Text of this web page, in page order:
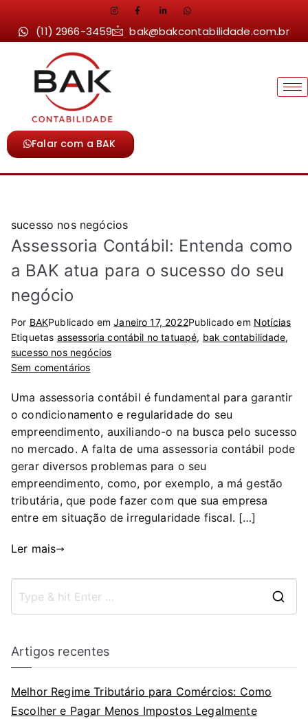
(11) 2966-3459 bak@bakcontabilidade.com.br
Falar com a BAK
sucesso nos negócios
Assessoria Contábil: Entenda como
a BAK atua para o sucesso do seu
negócio
Por BAKPublicado emJaneiro 17, 2022Publicado em Notícias
Etiquetas assessoria contábil no tatuapé, bak contabilidade,
sucesso nos negócios
Sem comentários
Uma assessoria contábil é fundamental para garantir
o condicionamento e regularidade do seu
empreendimento, auxiliando-o na busca pelo sucesso
no mercado. A falta de uma assessoria contábil pode
gerar diversos problemas para o seu
empreendimento, como, por exemplo, a má gestão
tributária, que pode fazer com que sua empresa
entre em situação de irregularidade fiscal. […]
Ler mais
Artigos recentes
Melhor Regime Tributário para Comércios: Como
Escolher e Pagar Menos Impostos Legalmente